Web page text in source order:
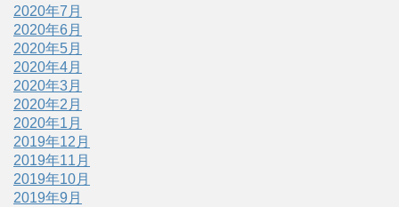
2020年7月
2020年6月
2020年5月
2020年4月
2020年3月
2020年2月
2020年1月
2019年12月
2019年11月
2019年10月
2019年9月